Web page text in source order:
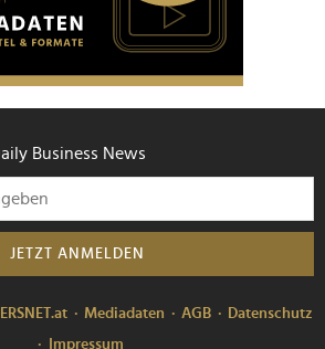
Business News
JETZT ANMELDEN
Mediadaten AGB
Datenschutz
Impressum